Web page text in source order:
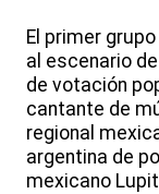
El primer
al escenario
de votación
cantante de
regional
argentina de
mexicano